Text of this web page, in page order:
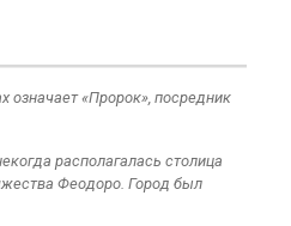
означает «Пророк», посредник
располагалась столица
Феодоро. Город был